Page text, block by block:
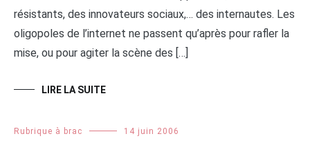
résistants, des innovateurs sociaux,… des internautes. Les
oligopoles de l’internet ne passent qu’après pour rafler la
mise, ou pour agiter la scène des […]
LIRE LA SUITE
Rubrique à brac 14 juin 2006